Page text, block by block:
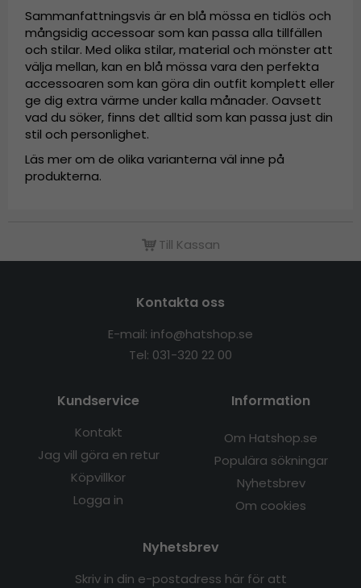
Sammanfattningsvis är en blå mössa en tidlös och
mångsidig accessoar som kan passa alla tillfällen
och stilar. Med olika stilar, material och mönster att
välja mellan, kan en blå mössa vara den perfekta
accessoaren som kan göra din outfit komplett eller
ge dig extra värme under kalla månader. Oavsett
vad du söker, finns det alltid som kan passa just din
stil och personlighet.
Läs mer om de olika varianterna väl inne på
produkterna.
Till Kassan
Kontakta oss
E-mail: info@hatshop.se
Tel: 031-320 22 00
Kundservice
Kontakt
Jag vill göra en retur
Köpvillkor
Logga in
Information
Om Hatshop.se
Populära sökningar
Nyhetsbrev
Om cookies
Nyhetsbrev
Skriv in din e-postadress här för att